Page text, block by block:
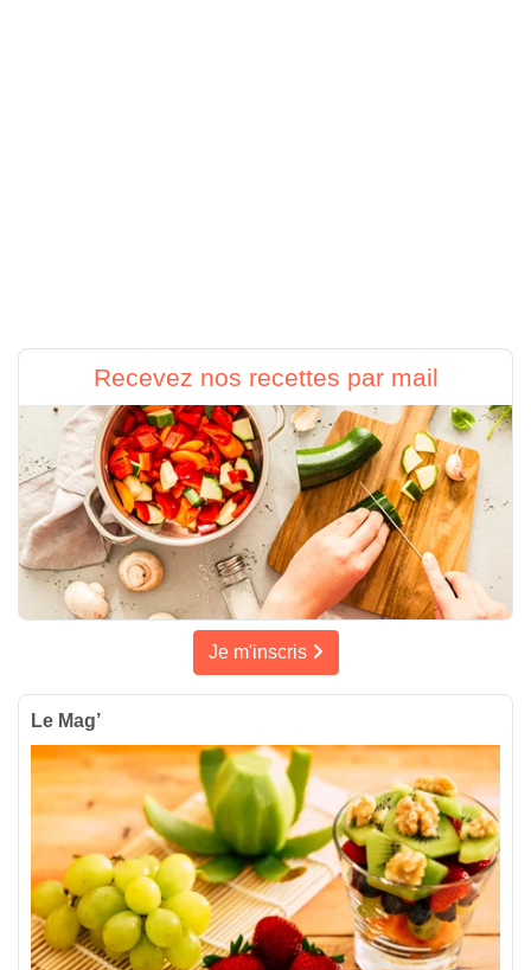
Recevez nos recettes par mail
Je m'inscris
Le Mag’